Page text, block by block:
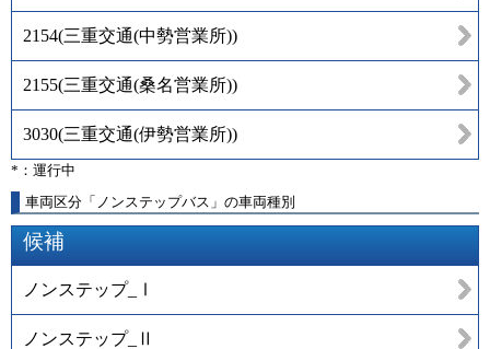
2154(三重交通(中勢営業所))
2155(三重交通(桑名営業所))
3030(三重交通(伊勢営業所))
*：運行中
車両区分「ノンステップバス」の車両種別
候補
ノンステップ_Ⅰ
ノンステップ_Ⅱ